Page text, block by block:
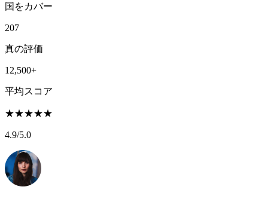
国をカバー
207
真の評価
12,500+
平均スコア
★★★★★
4.9/5.0